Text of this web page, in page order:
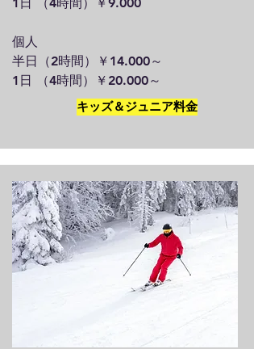
個人
半日（2時間）￥14.000～
1日 （4時間）￥20.000～
キッズ＆ジュニア料金